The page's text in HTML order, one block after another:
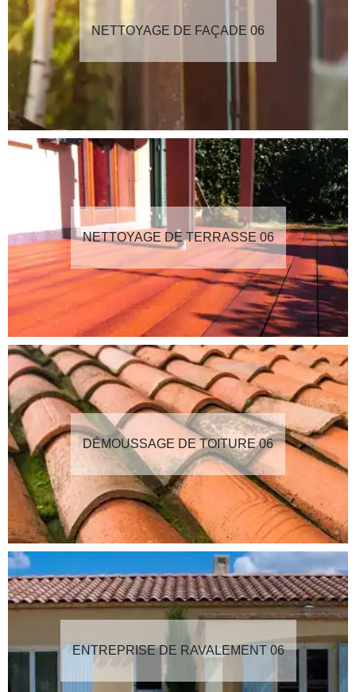
NETTOYAGE DE FAÇADE 06
NETTOYAGE DE TERRASSE 06
DÉMOUSSAGE DE TOITURE 06
ENTREPRISE DE RAVALEMENT 06